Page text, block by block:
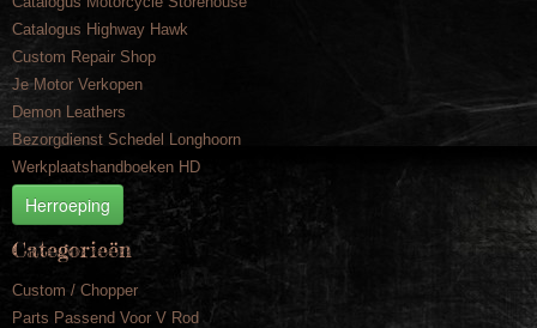
Catalogus Highway Hawk
Custom Repair Shop
Je Motor Verkopen
Demon Leathers
Bezorgdienst Schedel Longhoorn
Werkplaatshandboeken HD
Herroeping
Categorieën
Custom / Chopper
Parts Passend Voor V Rod